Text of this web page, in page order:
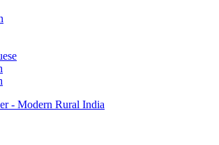
- Modern Rural India